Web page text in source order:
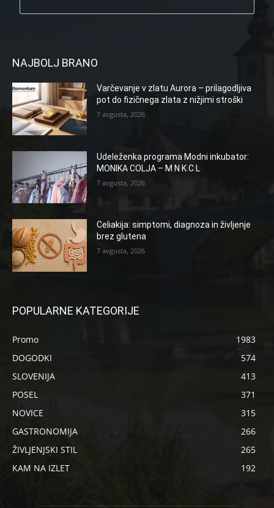
NAJBOLJ BRANO
Varčevanje v zlatu Aurora – prilagodljiva
pot do fizičnega zlata z nižjimi stroški
7 avgusta, 2026
Udeleženka programa Modni inkubator:
MONIKA COLJA – M N K C L
7 avgusta, 2026
Celiakija: simptomi, diagnoza in življenje
brez glutena
7 avgusta, 2026
POPULARNE KATEGORIJE
Promo
1983
DOGODKI
574
SLOVENIJA
413
POSEL
371
NOVICE
315
GASTRONOMIJA
266
ŽIVLJENJSKI STIL
265
KAM NA IZLET
192